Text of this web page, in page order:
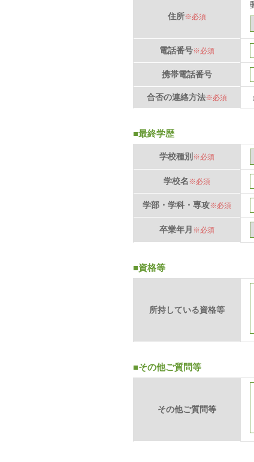
住所※必須
電話番号※必須
携帯電話番号
合否の連絡方法※必須
■最終学歴
学校種別 ※必須
学校名※必須
学部・学科・専攻※必須
卒業年月 ※必須
■資格等
所持している資格等
■その他ご質問等
その他ご質問等